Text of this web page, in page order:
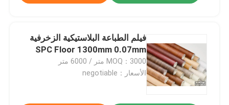
Home
Products
فيلم الطباعة البلاستيكية الزخرفية
SPC Floor 1300mm 0.07mm
MOQ：3000 متر / 6000 متر
الأسعار：negotiable